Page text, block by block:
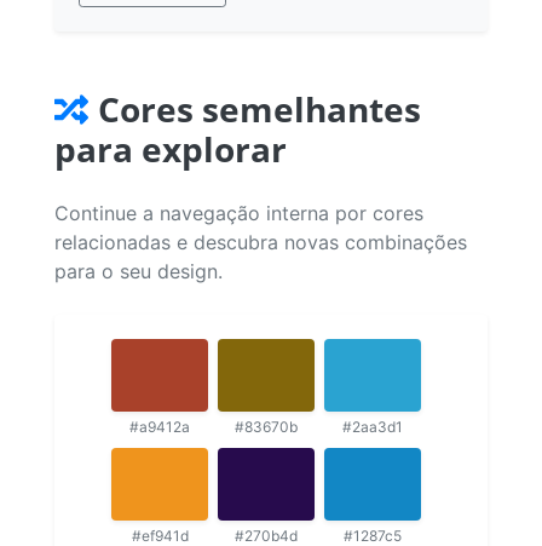
Cores semelhantes
para explorar
Continue a navegação interna por cores
relacionadas e descubra novas combinações
para o seu design.
#a9412a #83670b #2aa3d1
#ef941d #270b4d #1287c5